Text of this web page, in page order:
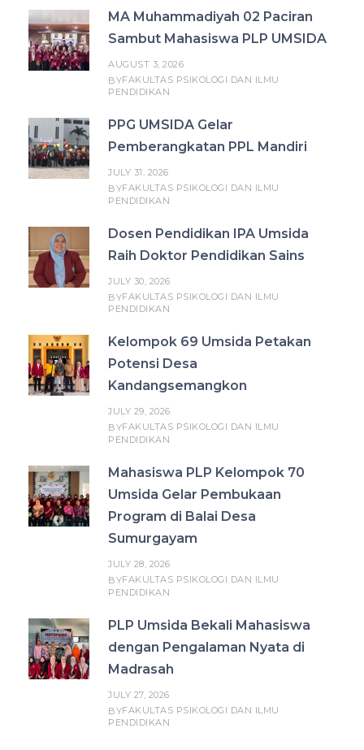
MA Muhammadiyah 02 Paciran
Sambut Mahasiswa PLP UMSIDA
AUGUST 3, 2026
BYFAKULTAS PSIKOLOGI DAN ILMU
PENDIDIKAN
PPG UMSIDA Gelar
Pemberangkatan PPL Mandiri
JULY 31, 2026
BYFAKULTAS PSIKOLOGI DAN ILMU
PENDIDIKAN
Dosen Pendidikan IPA Umsida
Raih Doktor Pendidikan Sains
JULY 30, 2026
BYFAKULTAS PSIKOLOGI DAN ILMU
PENDIDIKAN
Kelompok 69 Umsida Petakan
Potensi Desa
Kandangsemangkon
JULY 29, 2026
BYFAKULTAS PSIKOLOGI DAN ILMU
PENDIDIKAN
Mahasiswa PLP Kelompok 70
Umsida Gelar Pembukaan
Program di Balai Desa
Sumurgayam
JULY 28, 2026
BYFAKULTAS PSIKOLOGI DAN ILMU
PENDIDIKAN
PLP Umsida Bekali Mahasiswa
dengan Pengalaman Nyata di
Madrasah
JULY 27, 2026
BYFAKULTAS PSIKOLOGI DAN ILMU
PENDIDIKAN